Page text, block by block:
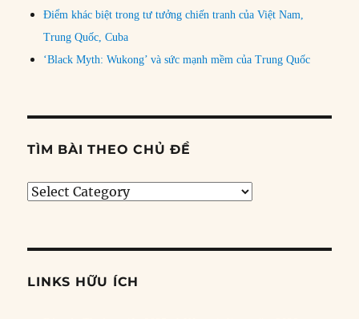
Điểm khác biệt trong tư tưởng chiến tranh của Việt Nam,
Trung Quốc, Cuba
‘Black Myth: Wukong’ và sức mạnh mềm của Trung Quốc
TÌM BÀI THEO CHỦ ĐỀ
Tìm
đề
LINKS HỮU ÍCH